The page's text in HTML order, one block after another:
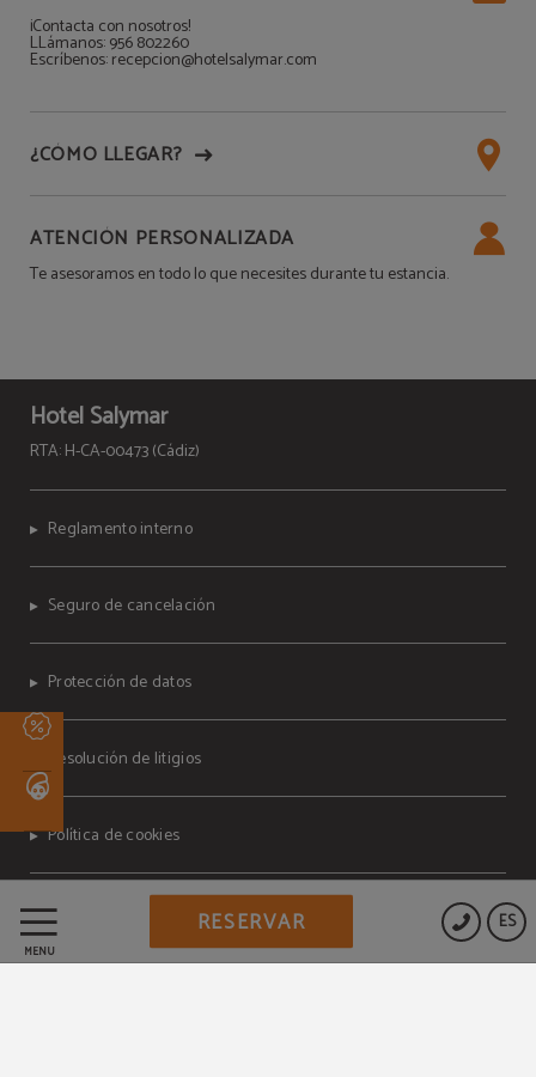
MENÚ
ES
RESERVAR
¡Contacta con nosotros!
LLámanos: 956 802260
Escríbenos: recepcion@hotelsalymar.com
¿CÓMO LLEGAR?
ATENCIÓN PERSONALIZADA
Te asesoramos en todo lo que necesites durante tu estancia.
Hotel Salymar
RTA: H-CA-00473 (Cádiz)
Reglamento interno
Seguro de cancelación
Protección de datos
Resolución de litigios
Política de cookies
Aviso legal